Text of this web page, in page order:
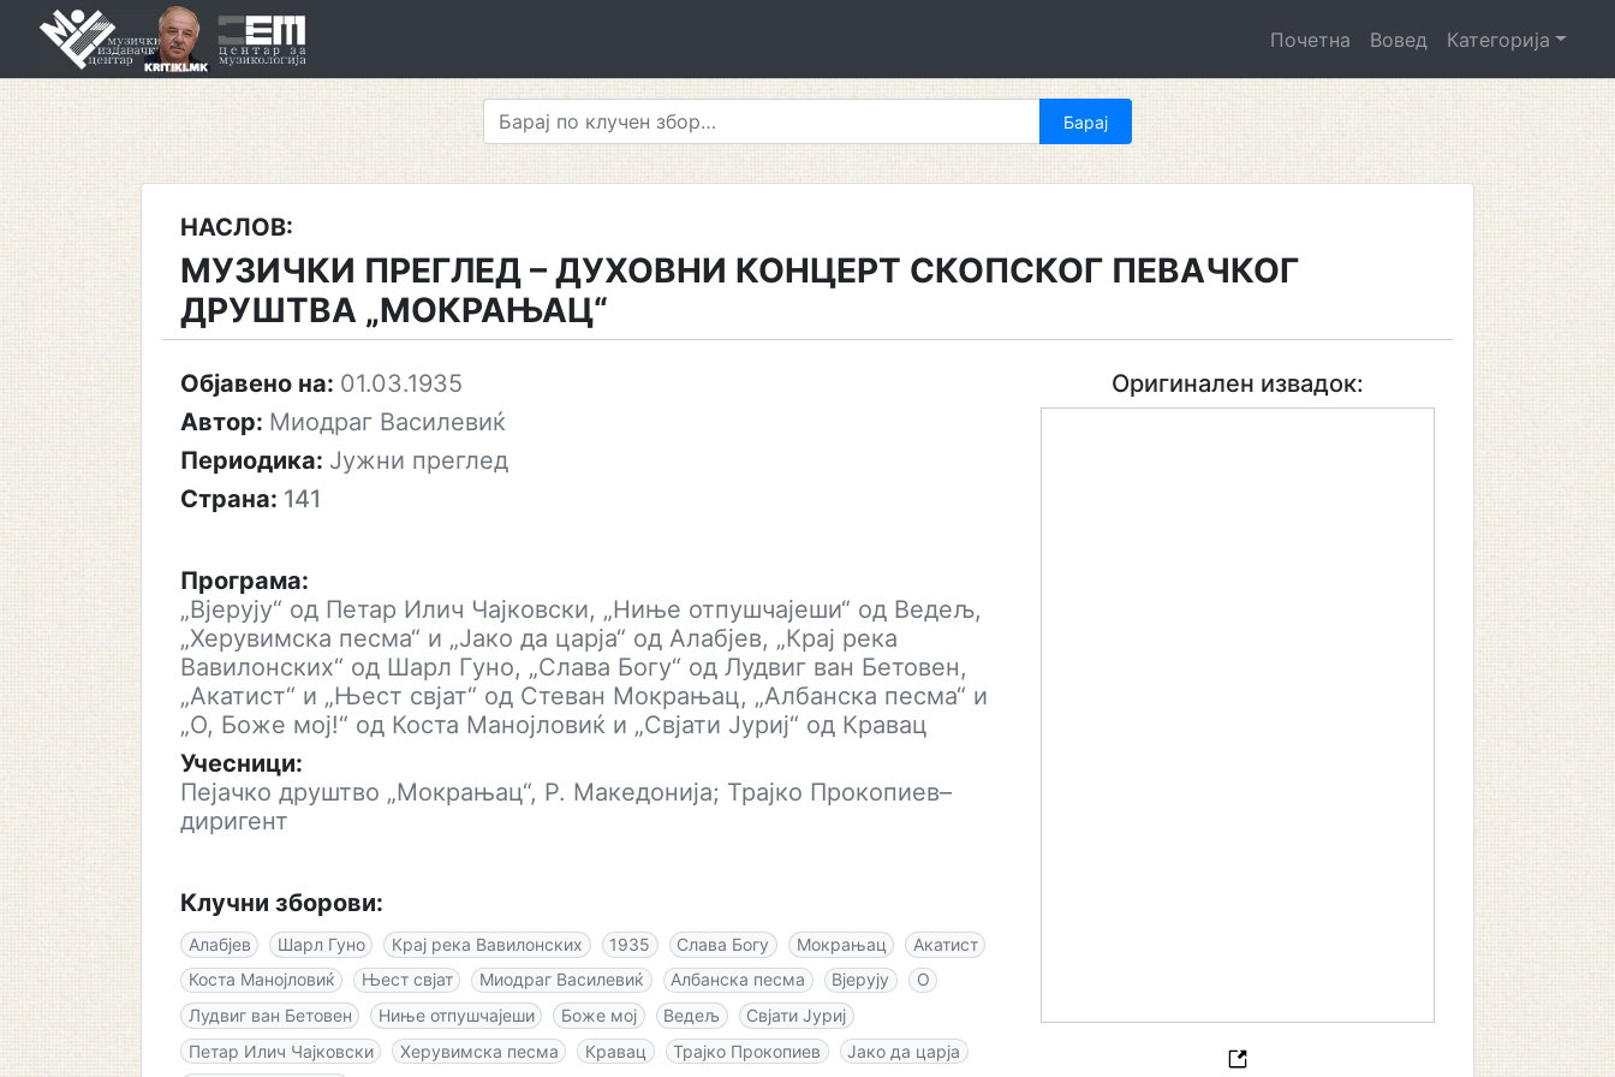
Почетна Вовед Категорија
НАСЛОВ:
МУЗИЧКИ ПРЕГЛЕД – ДУХОВНИ КОНЦЕРТ СКОПСКОГ ПЕВАЧКОГ
ДРУШТВА „МОКРАЊАЦ“
Објавено на: 01.03.1935
Автор: Миодраг Василевиќ
Периодика: Јужни преглед
Страна: 141
Програма:
„Вјерују“ од Петар Илич Чајковски, „Ниње отпушчајеши“ од Ведељ,
„Херувимска песма“ и „Јако да царја“ од Алабјев, „Крај река
Вавилонских“ од Шарл Гуно, „Слава Богу“ од Лудвиг ван Бетовен,
„Акатист“ и „Њест свјат“ од Стеван Мокрањац, „Албанска песма“ и
„О, Боже мој!“ од Коста Манојловиќ и „Свјати Јуриј“ од Кравац
Учесници:
Пејачко друштво „Мокрањац“, Р. Македонија; Трајко Прокопиев–
диригент
Клучни зборови:
Алабјев Шарл Гуно Крај река Вавилонских 1935 Слава Богу Мокрањац
Акатист
Коста Манојловиќ
Њест свјат Миодраг Василевиќ Албанска песма Вјерују
О
Лудвиг ван Бетовен
Ниње отпушчајеши Боже мој Ведељ
Свјати Јуриј
Петар Илич Чајковски
Херувимска песма Кравац Трајко Прокопиев
Јако да царја
Оригинален извадок: